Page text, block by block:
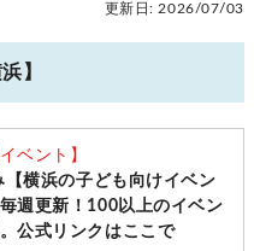
更新日: 2026/07/03
】
ベント】
横浜の子ども向けイベン
週更新！100以上のイベン
公式リンクはここで